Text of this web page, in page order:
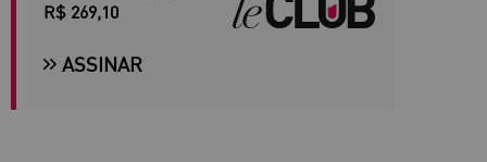
R$ 269,10
ASSINAR